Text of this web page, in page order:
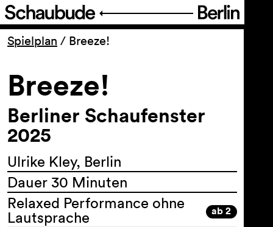
Programm
Ticket
Barrierefreiheit
Über uns
Spielplan / Breeze!
Breeze!
Berliner Schaufenster
2025
Ulrike Kley, Berlin
Dauer 30 Minuten
Relaxed Performance ohne
Lautsprache
ab 2